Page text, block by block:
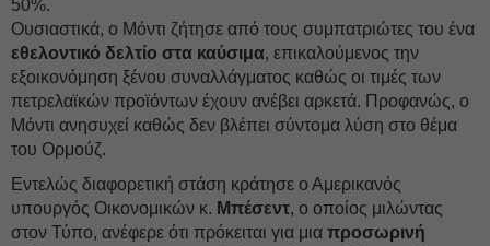
50%.
Ουσιαστικά, ο Μόντι ζήτησε από τους συμπατριώτες του ένα
εθελοντικό δελτίο στα καύσιμα, επικαλούμενος την
εξοικονόμηση ξένου συναλλάγματος καθώς οι τιμές των
πετρελαϊκών προϊόντων έχουν ανέβει αρκετά. Προφανώς, ο
Μόντι ανησυχεί καθώς δεν βλέπει σύντομα λύση στο θέμα
του Ορμούζ.
Εντελώς διαφορετική στάση κράτησε ο Αμερικανός
υπουργός Οικονομικών κ. Μπέσεντ, ο οποίος μιλώντας
στον Τύπο, ανέφερε ότι πρόκειται για μια προσωρινή